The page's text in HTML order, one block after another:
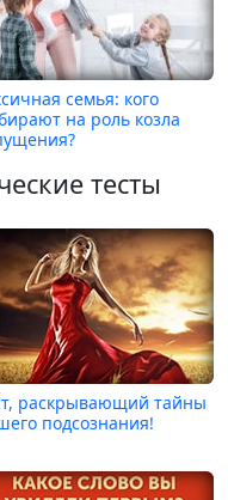
семья: кого
на роль козла
тесты
раскрывающий тайны
подсознания!